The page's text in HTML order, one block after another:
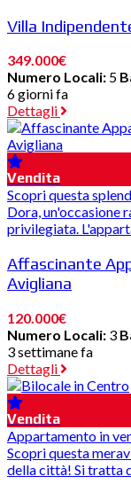
Villa
349.000€
Numero Locali: 5
6 giorni fa
Dettagli
Vendita
Scopri questa
Dora, un'occasione
privilegiata.
Affascinante
Avigliana
120.000€
Numero Locali: 3
3 settimane fa
Dettagli
Vendita
Appartamento in
Scopri questa
della città! Si tratta